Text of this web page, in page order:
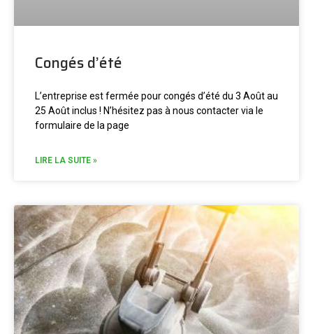
Congés d’été
L’entreprise est fermée pour congés d’été du 3 Août au
25 Août inclus ! N’hésitez pas à nous contacter via le
formulaire de la page
LIRE LA SUITE »